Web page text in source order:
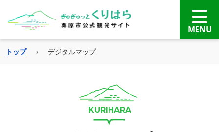
トップ › デジタルマップ